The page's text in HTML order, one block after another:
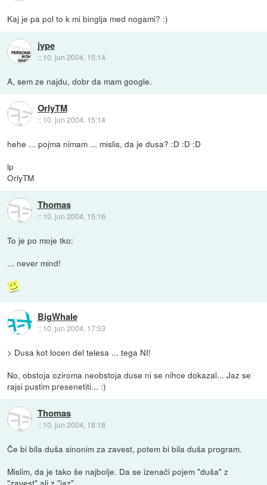
Kaj je pa pol to k mi binglja med nogami? :)
jype
:: 10. jun 2004, 15:14
A, sem ze najdu, dobr da mam google.
OrlyTM
:: 10. jun 2004, 15:14
hehe ... pojma nimam ... mislis, da je dusa? :D :D :D
lp
OrlyTM
Thomas
:: 10. jun 2004, 15:16
To je po moje tko:
... never mind!
BigWhale
:: 10. jun 2004, 17:53
> Dusa kot locen del telesa ... tega NI!
No, obstoja oziroma neobstoja duse ni se nihce dokazal... Jaz se
rajsi pustim presenetiti... :)
Thomas
:: 10. jun 2004, 18:18
Če bi bila duša sinonim za zavest, potem bi bila duša program.
Mislim, da je tako še najbolje. Da se izenači pojem "duša" z
"zavest" ali z "jaz".